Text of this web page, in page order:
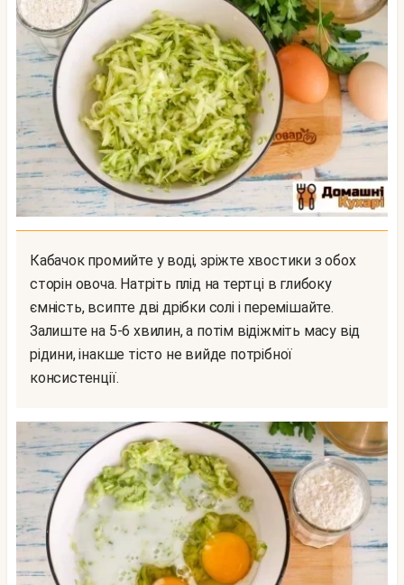
Кабачок промийте у воді, зріжте хвостики з обох
сторін овоча. Натріть плід на тертці в глибоку
ємність, всипте дві дрібки солі і перемішайте.
Залиште на 5-6 хвилин, а потім відіжміть масу від
рідини, інакше тісто не вийде потрібної
консистенції.